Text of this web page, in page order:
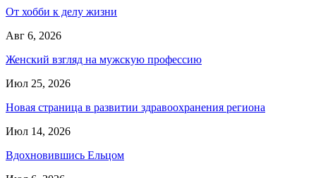
От хобби к делу жизни
Авг 6, 2026
Женский взгляд на мужскую профессию
Июл 25, 2026
Новая страница в развитии здравоохранения региона
Июл 14, 2026
Вдохновившись Ельцом